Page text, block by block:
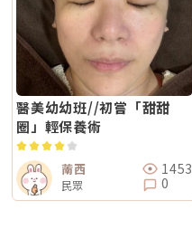
醫美幼幼班//初嘗「甜甜
圈」輕保養術
萳西
民眾
1453
0